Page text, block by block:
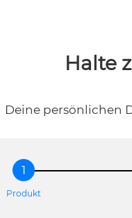
Halte
Deine persönlichen
Produkt